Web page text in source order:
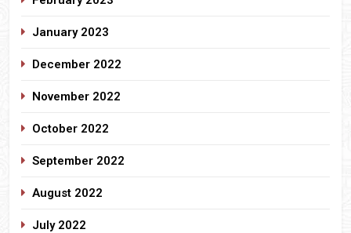
January 2023
December 2022
November 2022
October 2022
September 2022
August 2022
July 2022